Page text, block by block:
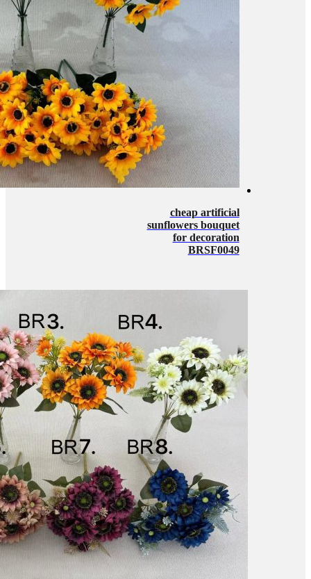
cheap artificial
sunflowers bouquet
for decoration
BRSF0049